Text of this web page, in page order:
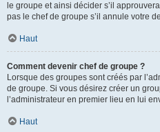
le groupe et ainsi décider s’il
pas le chef de groupe s’il annule votre
Haut
Comment devenir chef de groupe ?
Lorsque des groupes sont créés par
de groupe. Si vous désirez créer un
l’administrateur en premier lieu en lui
Haut